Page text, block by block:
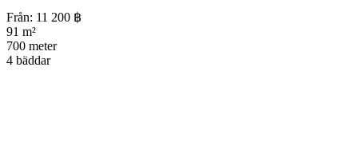
Från: 11 200 ฿
91 m²
700 meter
4 bäddar